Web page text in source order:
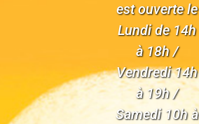
est ouverte le
Lundi de 14h
à 18h /
Vendredi 14h
à 19h /
Samedi 10h à